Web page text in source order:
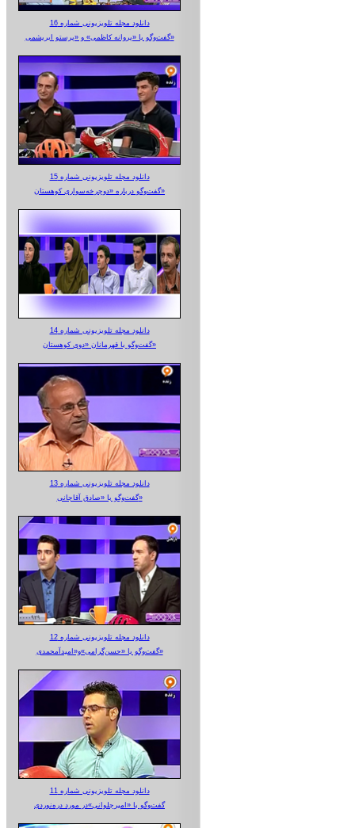
دانلود مجله تلویزیونی شماره 16
گفت‌وگو با «پروانه کاظمی» و «پرستو‌ ابریشمی»
دانلود مجله تلویزیونی شماره 15
گفت‌وگو درباره «دوچرخه‌سواری کوهستان»
دانلود مجله تلویزیونی شماره 14
گفت‌وگو با قهرمانان «دوی کوهستان»
دانلود مجله تلویزیونی شماره 13
گفت‌وگو با «صادق آقاجانی»
دانلود مجله تلویزیونی شماره 12
گفت‌وگو با «حسن‌گرامی»و«امیدآمحمدی»
دانلود مجله تلویزیونی شماره 11
گفت‌وگو با «امیرجلوانی»در مورد دره‌نوردی